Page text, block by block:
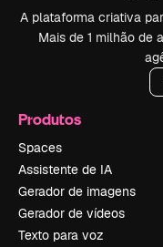
A plataforma criativa
Mais de 1 milhão de
Produtos
Spaces
Assistente de IA
Gerador de imagens
Gerador de vídeos
Texto para voz